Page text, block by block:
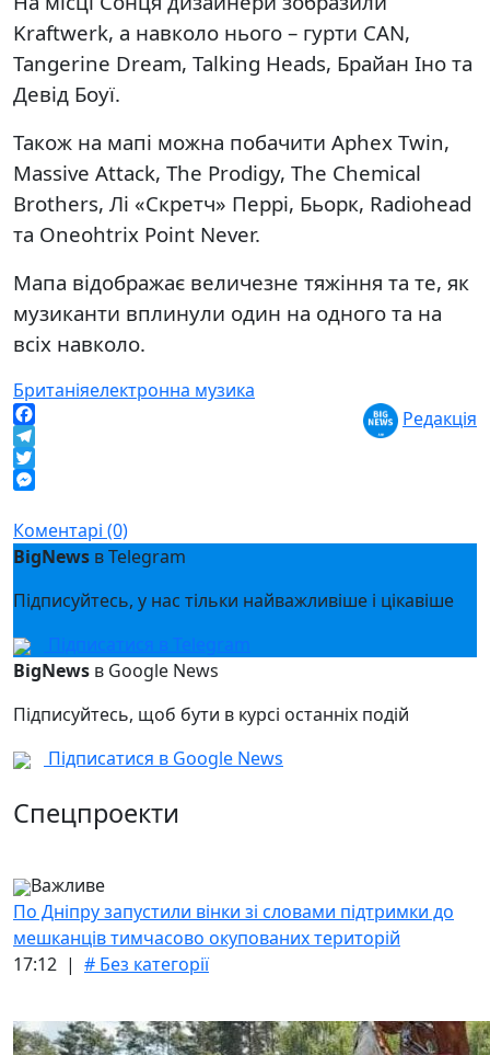
Kraftwerk, а навколо нього – гурти CAN,
Tangerine Dream, Talking Heads, Брайан Іно та
Девід Боуї.
Також на мапі можна побачити Aphex Twin,
Massive Attack, The Prodigy, The Chemical
Brothers, Лі «Скретч» Перрі, Бьорк, Radiohead
та Oneohtrix Point Never.
Мапа відображає величезне тяжіння та те, як
музиканти вплинули один на одного та на
всіх навколо.
Британіяелектронна музика
Facebook
Telegram
Twitter
Редакція
Коментарі (0)
BigNews в Telegram
Підписуйтесь, у нас тільки найважливіше і цікавіше
Підписатися в Telegram
BigNews в Google News
Підписуйтесь, щоб бути в курсі останніх подій
Підписатися в Google News
Спецпроекти
Важливе
По Дніпру запустили вінки зі словами підтримки до
мешканців тимчасово окупованих територій
17:12 | # Без категорії